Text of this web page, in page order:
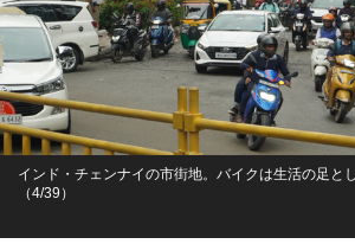
インド・チェンナイの市街地。バイクは生活の足と
（4/39）